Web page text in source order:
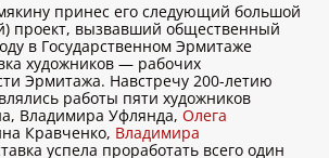
принес его следующий большой
проект, вызвавший общественный
в Государственном Эрмитаже
художников — рабочих
Эрмитажа. Навстречу 200-летию
работы пяти художников
Владимира Уфлянда, Олега
Кравченко, Владимира
успела проработать всего один